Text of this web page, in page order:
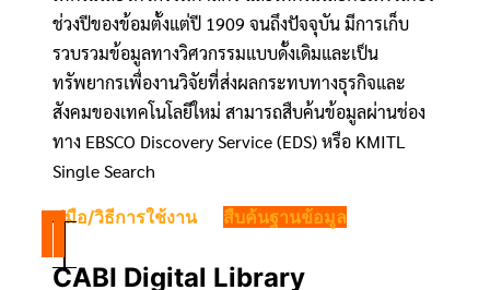
ช่วงปีของข้อมตั้งแต่ปี 1909 จนถึงปัจจุบัน มีการเก็บ
รวบรวมข้อมูลทางวิศวกรรมแบบดั้งเดิมและเป็น
ทรัพยากรเพื่องานวิจัยที่ส่งผลกระทบทางธุรกิจและ
สังคมของเทคโนโลยีใหม่ สามารถสืบค้นข้อมูลผ่านช่อง
ทาง EBSCO Discovery Service (EDS) หรือ KMITL
Single Search
คู่มือ/วิธีการใช้งาน สืบค้นฐานข้อมูล
CABI Digital Library